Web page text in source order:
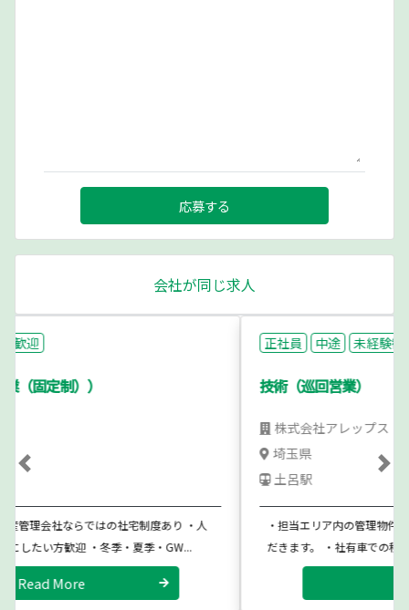
応募する
会社が同じ求人
技術（巡回営業）
・担当エリア内の管理物件を１日に１０件前後巡回点検していた
だきます。 ・社有車での移動がメインです。（要普免・Ａ...
Previous